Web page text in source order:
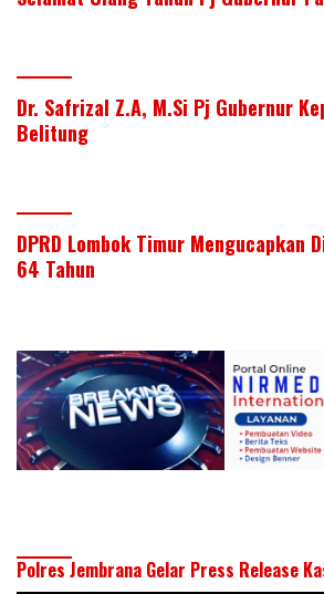
Dr. Safrizal Z.A, M.Si Pj Gubernur
Belitung
DPRD Lombok Timur Mengucapkan
64 Tahun
Polres Jembrana Gelar Press Release